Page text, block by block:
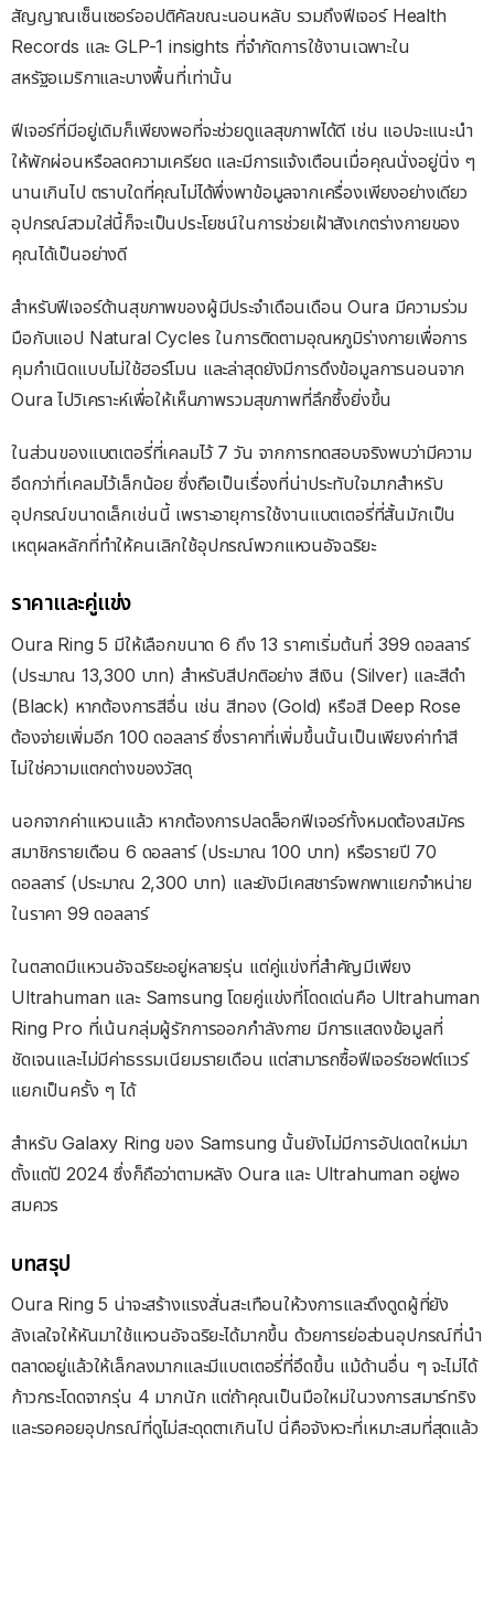
สัญญาณเซ็นเซอร์ออปติคัลขณะนอนหลับ รวมถึงฟีเจอร์ Health
Records และ GLP-1 insights ที่จำกัดการใช้งานเฉพาะใน
สหรัฐอเมริกาและบางพื้นที่เท่านั้น
ฟีเจอร์ที่มีอยู่เดิมก็เพียงพอที่จะช่วยดูแลสุขภาพได้ดี เช่น แอปจะแนะนำ
ให้พักผ่อนหรือลดความเครียด และมีการแจ้งเตือนเมื่อคุณนั่งอยู่นิ่ง ๆ
นานเกินไป ตราบใดที่คุณไม่ได้พึ่งพาข้อมูลจากเครื่องเพียงอย่างเดียว
อุปกรณ์สวมใส่นี้ก็จะเป็นประโยชน์ในการช่วยเฝ้าสังเกตร่างกายของ
คุณได้เป็นอย่างดี
สำหรับฟีเจอร์ด้านสุขภาพของผู้มีประจำเดือนเดือน Oura มีความร่วม
มือกับแอป Natural Cycles ในการติดตามอุณหภูมิร่างกายเพื่อการ
คุมกำเนิดแบบไม่ใช้ฮอร์โมน และล่าสุดยังมีการดึงข้อมูลการนอนจาก
Oura ไปวิเคราะห์เพื่อให้เห็นภาพรวมสุขภาพที่ลึกซึ้งยิ่งขึ้น
ในส่วนของแบตเตอรี่ที่เคลมไว้ 7 วัน จากการทดสอบจริงพบว่ามีความ
อึดกว่าที่เคลมไว้เล็กน้อย ซึ่งถือเป็นเรื่องที่น่าประทับใจมากสำหรับ
อุปกรณ์ขนาดเล็กเช่นนี้ เพราะอายุการใช้งานแบตเตอรี่ที่สั้นมักเป็น
เหตุผลหลักที่ทำให้คนเลิกใช้อุปกรณ์พวกแหวนอัจฉริยะ
ราคาและคู่แข่ง
Oura Ring 5 มีให้เลือกขนาด 6 ถึง 13 ราคาเริ่มต้นที่ 399 ดอลลาร์
(ประมาณ 13,300 บาท) สำหรับสีปกติอย่าง สีเงิน (Silver) และสีดำ
(Black) หากต้องการสีอื่น เช่น สีทอง (Gold) หรือสี Deep Rose
ต้องจ่ายเพิ่มอีก 100 ดอลลาร์ ซึ่งราคาที่เพิ่มขึ้นนั้นเป็นเพียงค่าทำสี
ไม่ใช่ความแตกต่างของวัสดุ
นอกจากค่าแหวนแล้ว หากต้องการปลดล็อกฟีเจอร์ทั้งหมดต้องสมัคร
สมาชิกรายเดือน 6 ดอลลาร์ (ประมาณ 100 บาท) หรือรายปี 70
ดอลลาร์ (ประมาณ 2,300 บาท) และยังมีเคสชาร์จพกพาแยกจำหน่าย
ในราคา 99 ดอลลาร์
ในตลาดมีแหวนอัจฉริยะอยู่หลายรุ่น แต่คู่แข่งที่สำคัญมีเพียง
Ultrahuman และ Samsung โดยคู่แข่งที่โดดเด่นคือ Ultrahuman
Ring Pro ที่เน้นกลุ่มผู้รักการออกกำลังกาย มีการแสดงข้อมูลที่
ชัดเจนและไม่มีค่าธรรมเนียมรายเดือน แต่สามารถซื้อฟีเจอร์ซอฟต์แวร์
แยกเป็นครั้ง ๆ ได้
สำหรับ Galaxy Ring ของ Samsung นั้นยังไม่มีการอัปเดตใหม่มา
ตั้งแต่ปี 2024 ซึ่งก็ถือว่าตามหลัง Oura และ Ultrahuman อยู่พอ
สมควร
บทสรุป
Oura Ring 5 น่าจะสร้างแรงสั่นสะเทือนให้วงการและดึงดูดผู้ที่ยัง
ลังเลใจให้หันมาใช้แหวนอัจฉริยะได้มากขึ้น ด้วยการย่อส่วนอุปกรณ์ที่นำ
ตลาดอยู่แล้วให้เล็กลงมากและมีแบตเตอรี่ที่อึดขึ้น แม้ด้านอื่น ๆ จะไม่ได้
ก้าวกระโดดจากรุ่น 4 มากนัก แต่ถ้าคุณเป็นมือใหม่ในวงการสมาร์ทริง
และรอคอยอุปกรณ์ที่ดูไม่สะดุดตาเกินไป นี่คือจังหวะที่เหมาะสมที่สุดแล้ว